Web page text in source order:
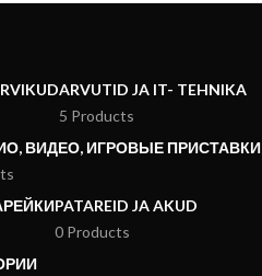
ARVUTID JA IT- TEHNIKA
5 Products
ВИДЕО, ИГРОВЫЕ ПРИСТАВКИ
PATAREID JA AKUD
0 Products